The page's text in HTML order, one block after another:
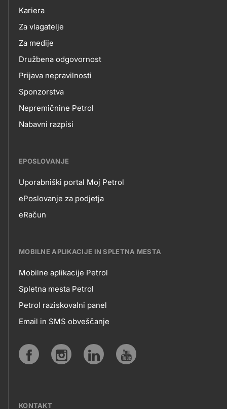
Kariera
Za vlagatelje
Za medije
Družbena odgovornost
Prijava nepravilnosti
Sponzorstva
Nepremičnine Petrol
Nabavni razpisi
EPOSLOVANJE
EPOSLOVANJE
Uporabniški portal Moj Petrol
ePoslovanje za podjetja
eRačun
MOBILNE APLIKACIJE IN SPLETNA MESTA
MOBILNE
APLIKACIJE
SPLETNA
Mobilne aplikacije Petrol
Spletna mesta Petrol
Petrol raziskovalni panel
Email in SMS obveščanje
KONTAKT